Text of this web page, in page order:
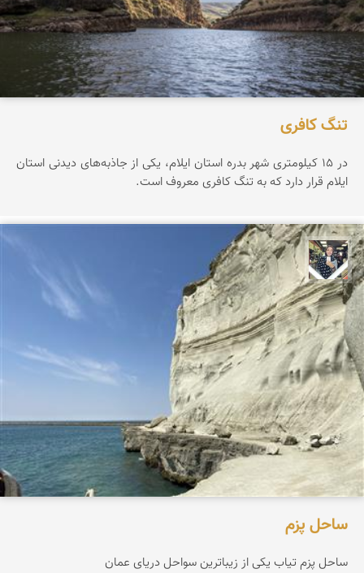
تنگ کافری
در ۱۵ کیلومتری شهر بدره استان ایلام، یکی از جاذبه‌های دیدنی استان
ایلام قرار دارد که به تنگ کافری معروف است.
فاطمه جداری
ساحل پزم‌
ساحل پزم تیاب یکی از زیباترین سواحل دریای عمان